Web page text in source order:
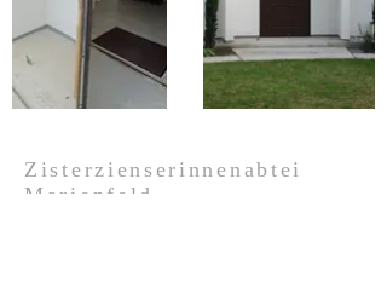
Zisterzienserinnenabtei
Marienfeld